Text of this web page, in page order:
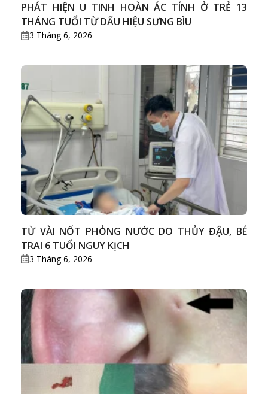
PHÁT HIỆN U TINH HOÀN ÁC TÍNH Ở TRẺ 13
THÁNG TUỔI TỪ DẤU HIỆU SƯNG BÌU
3 Tháng 6, 2026
TỪ VÀI NỐT PHỎNG NƯỚC DO THỦY ĐẬU, BÉ
TRAI 6 TUỔI NGUY KỊCH
3 Tháng 6, 2026